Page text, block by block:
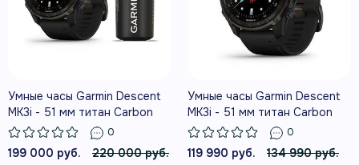
Умные часы Garmin Descent
MK3i - 51 мм титан Carbon
Grey DLC с черным
силиконовым ремешком и
приемопередатчиком
0
199 000 руб. 220 000 руб.
Умные часы Garmin Descent
MK3i - 51 мм титан Carbon
Grey DLC с черным
силиконовым ремешком
0
119 990 руб. 134 990 руб.